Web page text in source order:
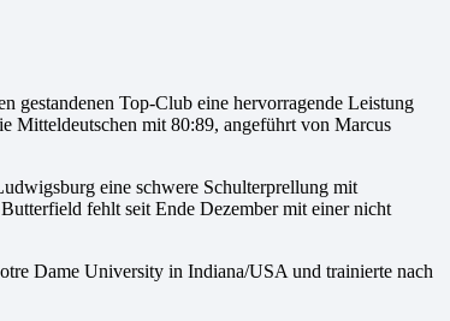
Top-Club eine hervorragende Leistung
Mitteldeutschen mit 80:89, angeführt von Marcus
eine schwere Schulterprellung mit
fehlt seit Ende Dezember mit einer nicht
Dame University in Indiana/USA und trainierte nach